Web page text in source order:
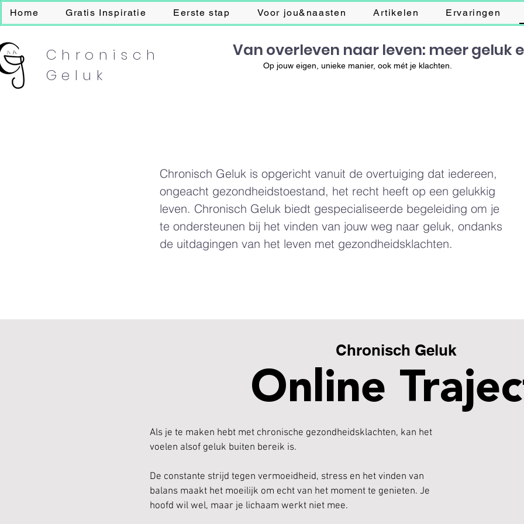
Home Gratis Inspiratie Eerste stap Voor jou&naasten Artikelen Ervaringen
Op jouw eigen, unieke manier, ook mét je klachten.
Chronisch
Geluk
Van overleven naar leven: meer geluk
Chronisch Geluk is opgericht vanuit de overtuiging dat iedereen,
ongeacht gezondheidstoestand, het recht heeft op een gelukkig
leven. Chronisch Geluk biedt gespecialiseerde begeleiding om je
te ondersteunen bij het vinden van jouw weg naar geluk, ondanks
de uitdagingen van het leven met gezondheidsklachten.
Chronisch Geluk
Online
Als je te maken hebt met chronische gezondheidsklachten, kan het
voelen alsof geluk buiten bereik is.
De constante strijd tegen vermoeidheid, stress en het vinden van
balans maakt het moeilijk om echt van het moment te genieten. Je
hoofd wil wel, maar je lichaam werkt niet mee.